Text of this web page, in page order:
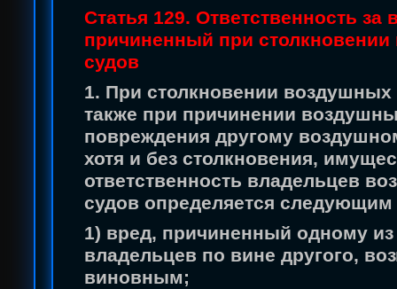
Статья 129. Ответственность за
причиненный при
судов
1. При столкновении воздушных
также при причинении
повреждения другому
хотя и без столкновения,
ответственность владельцев
судов определяется
1) вред, причиненный одному из
владельцев по вине другого,
виновным;